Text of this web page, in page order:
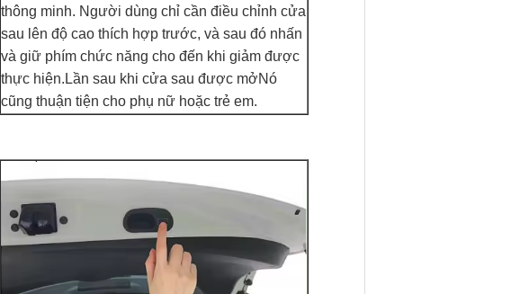
thông minh. Người dùng chỉ cần điều chỉnh cửa
sau lên độ cao thích hợp trước, và sau đó nhấn
và giữ phím chức năng cho đến khi giảm được
thực hiện.Lần sau khi cửa sau được mởNó
cũng thuận tiện cho phụ nữ hoặc trẻ em.